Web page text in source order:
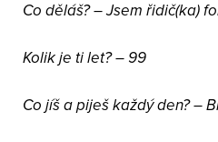
Co děláš? – Jsem řidič(ka)
Kolik je ti let? – 99
Co jíš a piješ každý den? –